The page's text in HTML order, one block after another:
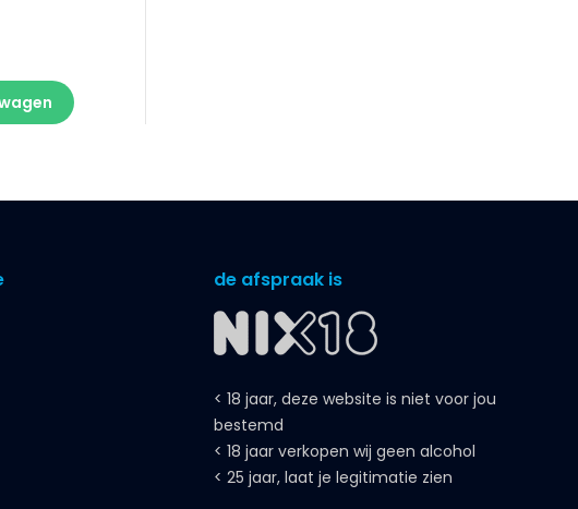
de afspraak is
< 18 jaar, deze website is niet voor jou
bestemd
< 18 jaar verkopen wij geen alcohol
< 25 jaar, laat je legitimatie zien